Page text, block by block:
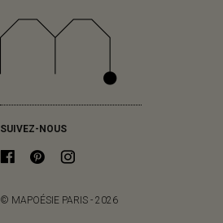
SUIVEZ-NOUS
© MAPOÉSIE PARIS - 2026